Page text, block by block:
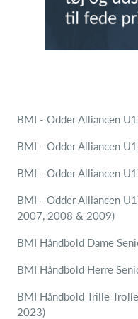
BMI - Odder Alliancen
BMI - Odder Alliancen
BMI - Odder Alliancen
BMI - Odder Alliancen
2007, 2008 & 2009)
BMI Håndbold Dame
BMI Håndbold Herre
BMI Håndbold Trille
2023)